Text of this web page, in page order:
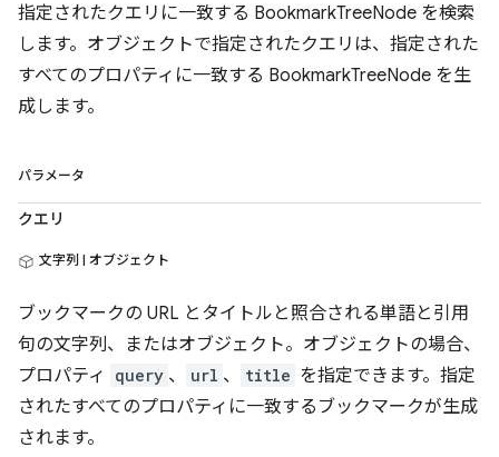
指定されたクエリに一致する BookmarkTreeNode を検索
します。オブジェクトで指定されたクエリは、指定された
すべてのプロパティに一致する BookmarkTreeNode を生
成します。
パラメータ
クエリ
文字列 | オブジェクト
ブックマークの URL とタイトルと照合される単語と引用
句の文字列、またはオブジェクト。オブジェクトの場合、
プロパティ
query 、 url 、 title を指定できます。指定
されたすべてのプロパティに一致するブックマークが生成
されます。